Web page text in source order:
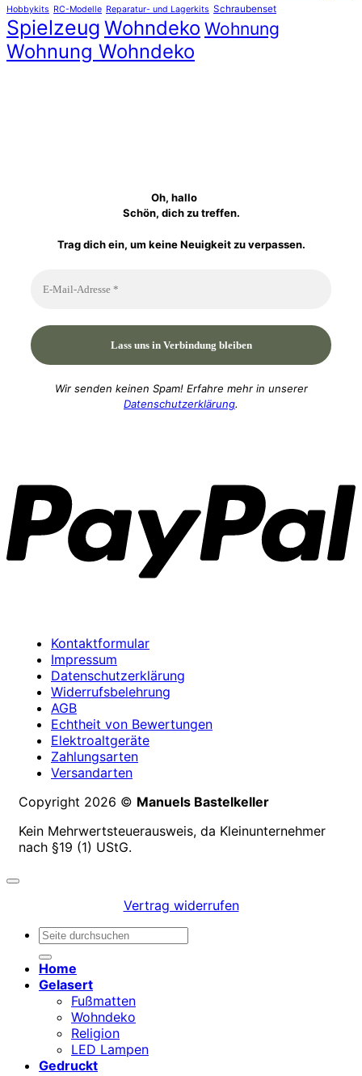
Hobbykits RC-Modelle Reparatur- und Lagerkits Schraubenset
Spielzeug Wohndeko Wohnung
Wohnung Wohndeko
Oh, hallo
Schön, dich zu treffen.
Trag dich ein, um keine Neuigkeit zu verpassen.
Wir senden keinen Spam! Erfahre mehr in unserer
Datenschutzerklärung.
Kontaktformular
Impressum
Datenschutzerklärung
Widerrufsbelehrung
AGB
Echtheit von Bewertungen
Elektroaltgeräte
Zahlungsarten
Versandarten
Copyright 2026 © Manuels Bastelkeller
Kein Mehrwertsteuerausweis, da Kleinunternehmer
nach §19 (1) UStG.
Vertrag widerrufen
Suchen
Home
Gelasert
Fußmatten
Wohndeko
Religion
LED Lampen
Gedruckt